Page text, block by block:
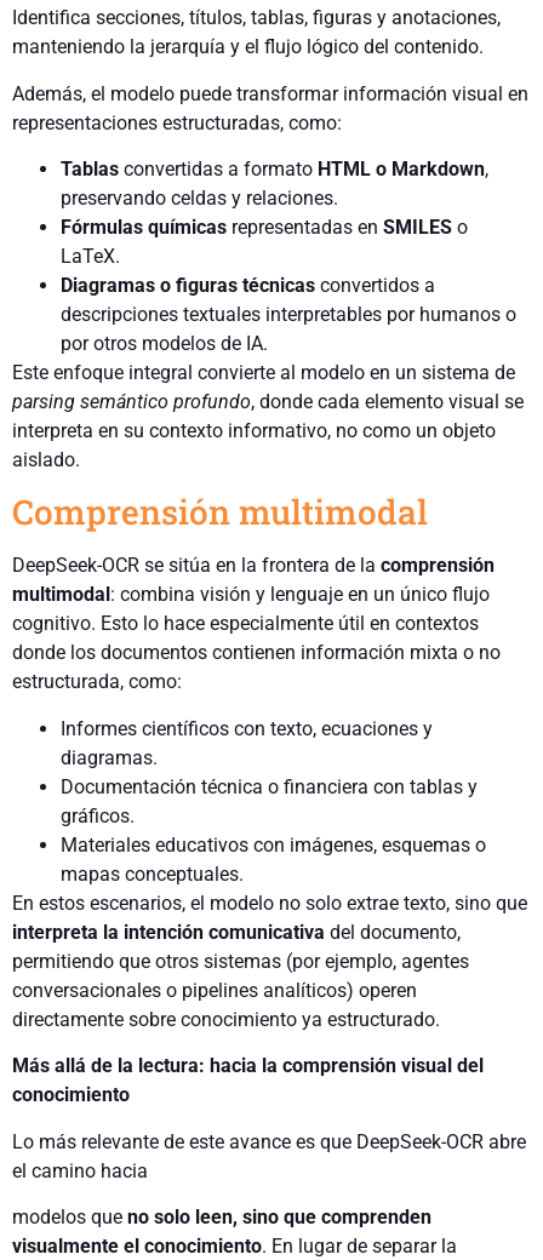
Identifica secciones, títulos, tablas, figuras y anotaciones,
manteniendo la jerarquía y el flujo lógico del contenido.
Además, el modelo puede transformar información visual en
representaciones estructuradas, como:
Tablas convertidas a formato HTML o Markdown,
preservando celdas y relaciones.
Fórmulas químicas representadas en SMILES o
LaTeX.
Diagramas o figuras técnicas convertidos a
descripciones textuales interpretables por humanos o
por otros modelos de IA.
Este enfoque integral convierte al modelo en un sistema de
parsing semántico profundo, donde cada elemento visual se
interpreta en su contexto informativo, no como un objeto
aislado.
Comprensión multimodal
DeepSeek-OCR se sitúa en la frontera de la comprensión
multimodal : combina visión y lenguaje en un único flujo
cognitivo. Esto lo hace especialmente útil en contextos
donde los documentos contienen información mixta o no
estructurada, como:
Informes científicos con texto, ecuaciones y
diagramas.
Documentación técnica o financiera con tablas y
gráficos.
Materiales educativos con imágenes, esquemas o
mapas conceptuales.
En estos escenarios, el modelo no solo extrae texto, sino que
interpreta la intención comunicativa del documento,
permitiendo que otros sistemas (por ejemplo, agentes
conversacionales o pipelines analíticos) operen
directamente sobre conocimiento ya estructurado.
Más allá de la lectura: hacia la comprensión visual del
conocimiento
Lo más relevante de este avance es que DeepSeek-OCR abre
el camino hacia
modelos que no solo leen, sino que comprenden
visualmente el conocimiento. En lugar de separar la